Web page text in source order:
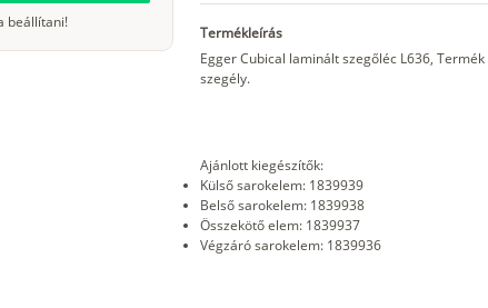
beállítani!
Termékleírás
Egger Cubical laminált szegőléc L636,
szegély.
Ajánlott kiegészítők:
Külső sarokelem: 1839939
Belső sarokelem: 1839938
Összekötő elem: 1839937
Végzáró sarokelem: 1839936